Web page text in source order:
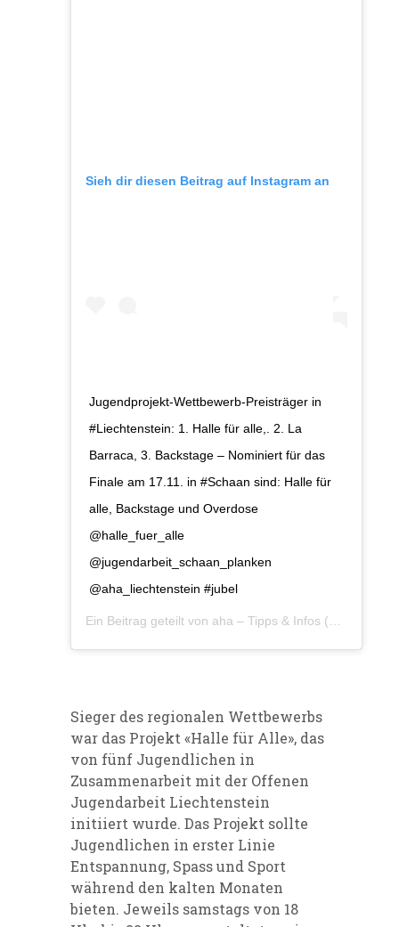
Sieh dir diesen Beitrag auf Instagram an
Jugendprojekt-Wettbewerb-Preisträger in
#Liechtenstein: 1. Halle für alle,. 2. La
Barraca, 3. Backstage – Nominiert für das
Finale am 17.11. in #Schaan sind: Halle für
alle, Backstage und Overdose
@halle_fuer_alle
@jugendarbeit_schaan_planken
@aha_liechtenstein #jubel
Ein Beitrag geteilt von aha – Tipps & Infos (@aha_liechtenstein) am
Sieger des regionalen Wettbewerbs
war das Projekt «Halle für Alle», das
von fünf Jugendlichen in
Zusammenarbeit mit der Offenen
Jugendarbeit Liechtenstein
initiiert wurde. Das Projekt sollte
Jugendlichen in erster Linie
Entspannung, Spass und Sport
während den kalten Monaten
bieten. Jeweils samstags von 18